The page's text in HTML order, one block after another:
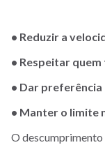
• Reduzir a
• Respeitar
• Dar
• Manter o limite
O